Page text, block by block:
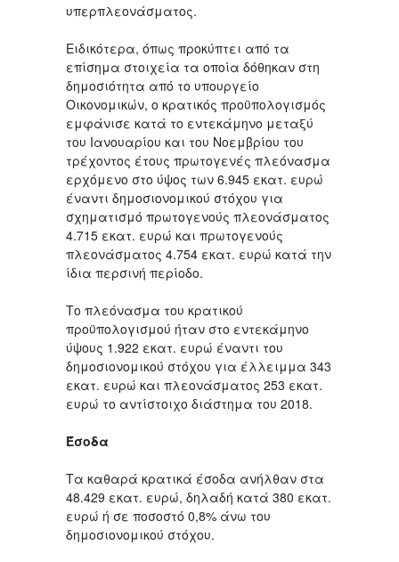
υπερπλεονάσματος.
Ειδικότερα, όπως προκύπτει από τα
επίσημα στοιχεία τα οποία δόθηκαν στη
δημοσιότητα από το υπουργείο
Οικονομικών, ο κρατικός προϋπολογισμός
εμφάνισε κατά το εντεκάμηνο μεταξύ
του Ιανουαρίου και του Νοεμβρίου του
τρέχοντος έτους πρωτογενές πλεόνασμα
ερχόμενο στο ύψος των 6.945 εκατ. ευρώ
έναντι δημοσιονομικού στόχου για
σχηματισμό πρωτογενούς πλεονάσματος
4.715 εκατ. ευρώ και πρωτογενούς
πλεονάσματος 4.754 εκατ. ευρώ κατά την
ίδια περσινή περίοδο.
Το πλεόνασμα του κρατικού
προϋπολογισμού ήταν στο εντεκάμηνο
ύψους 1.922 εκατ. ευρώ έναντι του
δημοσιονομικού στόχου για έλλειμμα 343
εκατ. ευρώ και πλεονάσματος 253 εκατ.
ευρώ το αντίστοιχο διάστημα του 2018.
Έσοδα
Τα καθαρά κρατικά έσοδα ανήλθαν στα
48.429 εκατ. ευρώ, δηλαδή κατά 380 εκατ.
ευρώ ή σε ποσοστό 0,8% άνω του
δημοσιονομικού στόχου.